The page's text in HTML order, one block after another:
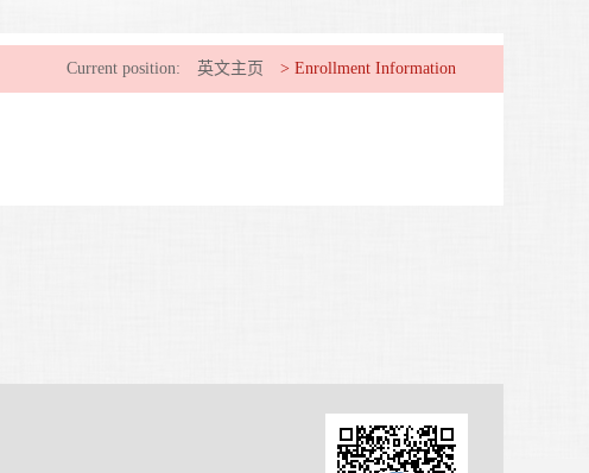
Current position: 英文主页 > Enrollment Information